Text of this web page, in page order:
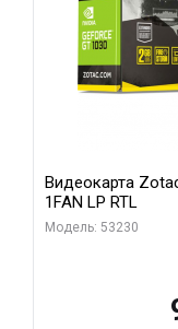
Видеокарта
1FAN LP RTL
Модель: 53230